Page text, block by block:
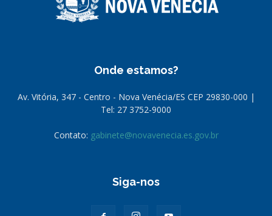
Onde estamos?
Av. Vitória, 347 - Centro - Nova Venécia/ES CEP 29830-000 |
Tel: 27 3752-9000
Contato: gabinete@novavenecia.es.gov.br
Siga-nos